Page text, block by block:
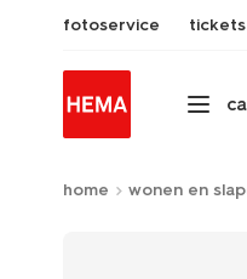
fotoservice
home wonen en